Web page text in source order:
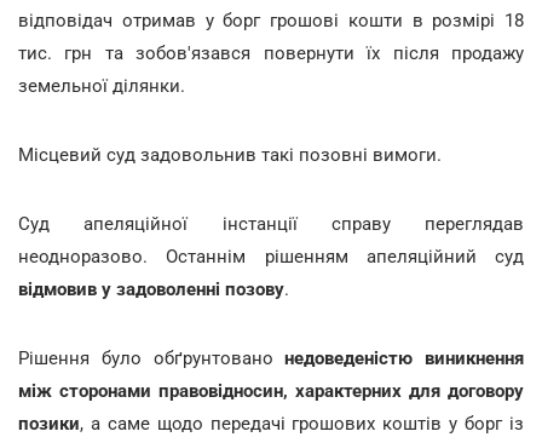
відповідач отримав у борг грошові кошти в розмірі 18
тис. грн та зобов'язався повернути їх після продажу
земельної ділянки.
Місцевий суд задовольнив такі позовні вимоги.
Суд апеляційної інстанції справу переглядав
неодноразово. Останнім рішенням апеляційний суд
відмовив у задоволенні позову.
Рішення було обґрунтованонедоведеністю виникнення
між сторонами правовідносин, характерних для договору
позики, а саме щодо передачі грошових коштів у борг із